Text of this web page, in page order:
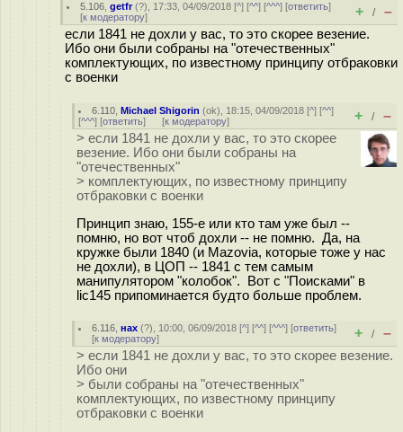
5.106 ,getfr(?), 17:33, 04/09/2018 [^] [^^] [^^^] [ответить]
[к модератору] + / –
если 1841 не дохли у вас, то это скорее везение.
Ибо они были собраны на "отечественных"
комплектующих, по известному принципу отбраковки
с военки
6.110 ,Michael Shigorin (ok), 18:15, 04/09/2018 [^] [^^]
[^^^] [ответить] [к модератору] + / –
> если 1841 не дохли у вас, то это скорее
везение. Ибо они были собраны на
"отечественных"
> комплектующих, по известному принципу
отбраковки с военки
Принцип знаю, 155-е или кто там уже был --
помню, но вот чтоб дохли -- не помню. Да, на
кружке были 1840 (и Mazovia, которые тоже у нас
не дохли), в ЦОП -- 1841 с тем самым
манипулятором "колобок". Вот с "Поисками" в
lic145 припоминается будто больше проблем.
6.116 ,нах (?), 10:00, 06/09/2018 [^] [^^] [^^^] [ответить]
[к модератору] + / –
> если 1841 не дохли у вас, то это скорее везение.
Ибо они
> были собраны на "отечественных"
комплектующих, по известному принципу
отбраковки с военки